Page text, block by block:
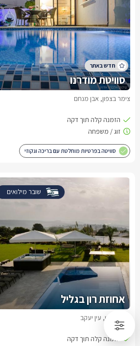
סוויטת מודרנו
צימר בצפון, אבן מנחם
סוויטה בפרטיות מוחלטת עם בריכה וגקוזי
שובר מילואים
אחוזת רון בגליל
וילה בצפון, עין יעקב